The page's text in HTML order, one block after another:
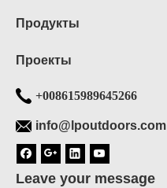
Продукты
Проекты
+008615989645266
info@lpoutdoors.com
Leave your message